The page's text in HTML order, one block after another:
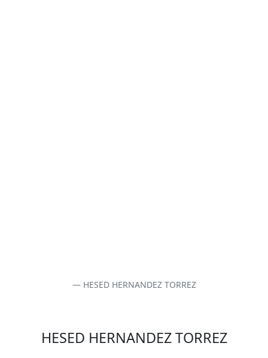
HESED HERNANDEZ TORREZ
HESED HERNANDEZ TORREZ